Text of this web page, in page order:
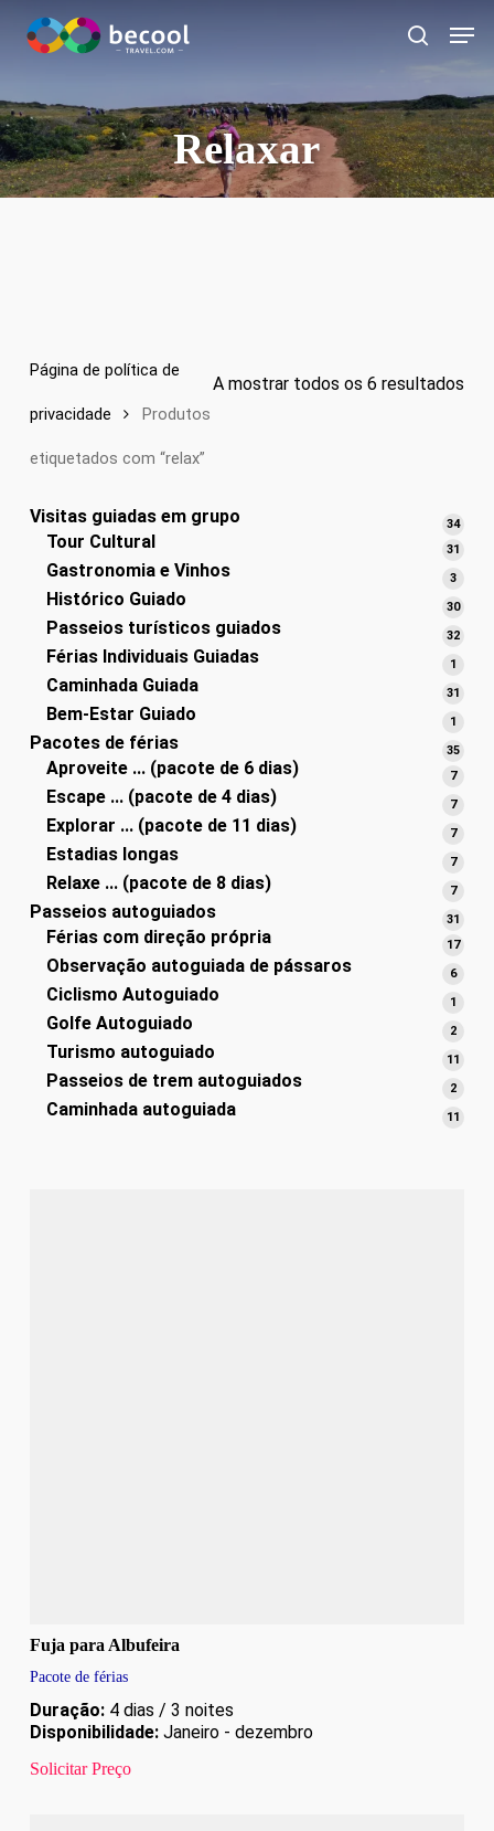
para
principal
procurar
Relaxar
A mostrar todos os 6 resultados
Página de política de
privacidade Produtos
etiquetados com “relax”
Visitas guiadas em grupo 3434
Tour Cultural 31
Gastronomia e Vinhos 33
Histórico Guiado 3030
Passeios turísticos guiados 3232
Férias Individuais Guiadas 1
Caminhada Guiada 31
Bem-Estar Guiado 1
Pacotes de férias 3535
Aproveite ... (pacote de 6 dias) 77
Escape ... (pacote de 4 dias) 77
Explorar ... (pacote de 11 dias) 77
Estadias longas 77
Relaxe ... (pacote de 8 dias) 77
Passeios autoguiados 31
Férias com direção própria 1717
Observação autoguiada de pássaros 66
Ciclismo Autoguiado 1
Golfe Autoguiado 22
Turismo autoguiado 11
Passeios de trem autoguiados 22
Caminhada autoguiada 11
Fuja para Albufeira
Pacote de férias
Duração:4 dias / 3 noites
Disponibilidade:Janeiro - dezembro
Solicitar Preço